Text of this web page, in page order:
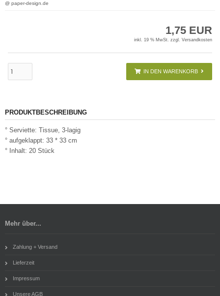
1,75 EUR
inkl. 19 % MwSt. zzgl. Versandkosten
IN DEN WARENKORB
@ paper-design.de
PRODUKTBESCHREIBUNG
° Serviette: Tissue, 3-lagig
° aufgeklappt: 33 * 33 cm
° Inhalt: 20 Stück
Mehr über...
Zahlung + Versand
Lieferzeit
Impressum
Unsere AGB